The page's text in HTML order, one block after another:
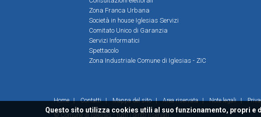
Questo sito utilizza cookies utili al suo funzionamento, propri
Zona Franca Urbana
Società in house Iglesias Servizi
Comitato Unico di Garanzia
Servizi Informatici
Spettacolo
Zona Industriale Comune di Iglesias - ZIC
Home | Contatti | Mappa del sito | Area riservata | Note legali |
© Comune di Iglesias - Tutti i diritti riservati